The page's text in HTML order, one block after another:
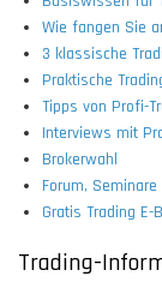
Wie fangen Sie
3 klassische
Praktische
Tipps von Profi-
Interviews mit
Brokerwahl
Forum,
Gratis Trading E-
Trading-